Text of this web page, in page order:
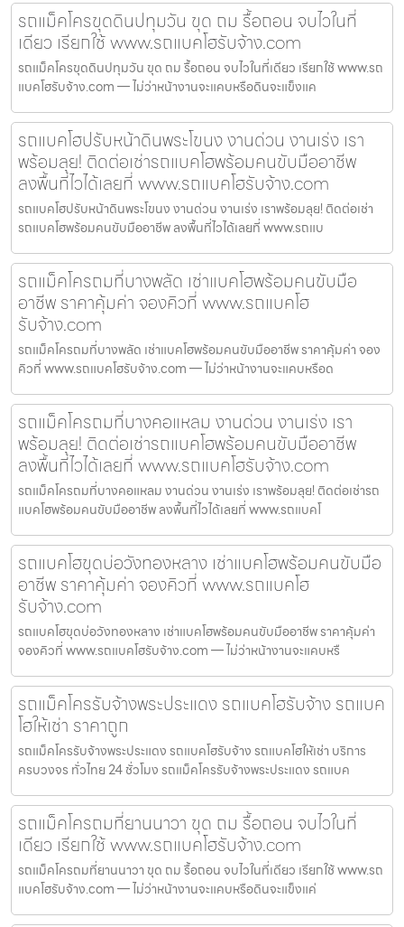
รถแม็คโครขุดดินปทุมวัน ขุด ถม รื้อถอน จบไวในที่
เดียว เรียกใช้ www.รถแบคโฮรับจ้าง.com
รถแม็คโครขุดดินปทุมวัน ขุด ถม รื้อถอน จบไวในที่เดียว เรียกใช้ www.รถ
แบคโฮรับจ้าง.com — ไม่ว่าหน้างานจะแคบหรือดินจะแข็งแค
รถแบคโฮปรับหน้าดินพระโขนง งานด่วน งานเร่ง เรา
พร้อมลุย! ติดต่อเช่ารถแบคโฮพร้อมคนขับมืออาชีพ
ลงพื้นที่ไวได้เลยที่ www.รถแบคโฮรับจ้าง.com
รถแบคโฮปรับหน้าดินพระโขนง งานด่วน งานเร่ง เราพร้อมลุย! ติดต่อเช่า
รถแบคโฮพร้อมคนขับมืออาชีพ ลงพื้นที่ไวได้เลยที่ www.รถแบ
รถแม็คโครถมที่บางพลัด เช่าแบคโฮพร้อมคนขับมือ
อาชีพ ราคาคุ้มค่า จองคิวที่ www.รถแบคโฮ
รับจ้าง.com
รถแม็คโครถมที่บางพลัด เช่าแบคโฮพร้อมคนขับมืออาชีพ ราคาคุ้มค่า จอง
คิวที่ www.รถแบคโฮรับจ้าง.com — ไม่ว่าหน้างานจะแคบหรือด
รถแม็คโครถมที่บางคอแหลม งานด่วน งานเร่ง เรา
พร้อมลุย! ติดต่อเช่ารถแบคโฮพร้อมคนขับมืออาชีพ
ลงพื้นที่ไวได้เลยที่ www.รถแบคโฮรับจ้าง.com
รถแม็คโครถมที่บางคอแหลม งานด่วน งานเร่ง เราพร้อมลุย! ติดต่อเช่ารถ
แบคโฮพร้อมคนขับมืออาชีพ ลงพื้นที่ไวได้เลยที่ www.รถแบคโ
รถแบคโฮขุดบ่อวังทองหลาง เช่าแบคโฮพร้อมคนขับมือ
อาชีพ ราคาคุ้มค่า จองคิวที่ www.รถแบคโฮ
รับจ้าง.com
รถแบคโฮขุดบ่อวังทองหลาง เช่าแบคโฮพร้อมคนขับมืออาชีพ ราคาคุ้มค่า
จองคิวที่ www.รถแบคโฮรับจ้าง.com — ไม่ว่าหน้างานจะแคบหรื
รถแม็คโครรับจ้างพระประแดง รถแบคโฮรับจ้าง รถแบค
โฮให้เช่า ราคาถูก
รถแม็คโครรับจ้างพระประแดง รถแบคโฮรับจ้าง รถแบคโฮให้เช่า บริการ
ครบวงจร ทั่วไทย 24 ชั่วโมง รถแม็คโครรับจ้างพระประแดง รถแบค
รถแม็คโครถมที่ยานนาวา ขุด ถม รื้อถอน จบไวในที่
เดียว เรียกใช้ www.รถแบคโฮรับจ้าง.com
รถแม็คโครถมที่ยานนาวา ขุด ถม รื้อถอน จบไวในที่เดียว เรียกใช้ www.รถ
แบคโฮรับจ้าง.com — ไม่ว่าหน้างานจะแคบหรือดินจะแข็งแค่